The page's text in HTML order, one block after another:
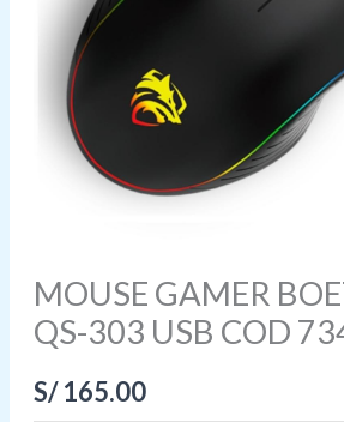
MOUSE GAMER
QS-303 USB COD
S/165.00